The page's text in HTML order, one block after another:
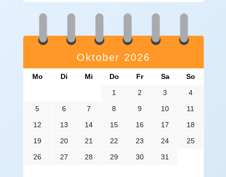
Oktober 2026
Mo Di Mi Do Fr Sa
So
1
2 3
4
5
6 7 8 9 10
11
12
13 14 15 16 17
18
19
20 21 22 23 24
25
26
27 28 29 30 31